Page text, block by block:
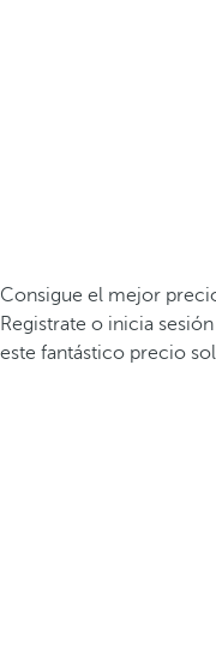
Consigue el mejor
Registrate o inicia
este fantástico precio